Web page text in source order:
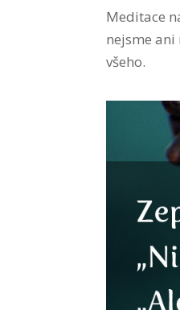
Meditace
nejsme ani
všeho.